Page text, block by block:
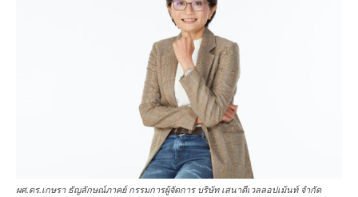
ผศ.ดร.เกษรา ธัญลักษณ์ภาคย์ กรรมการผู้จัดการ บริษัท เสนาดีเวลลอปเม้นท์ จำกัด